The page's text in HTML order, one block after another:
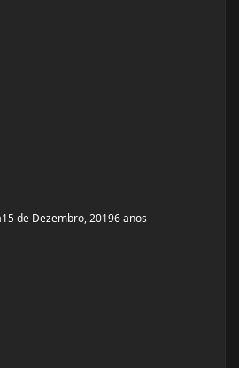
15 de Dezembro, 20196 anos